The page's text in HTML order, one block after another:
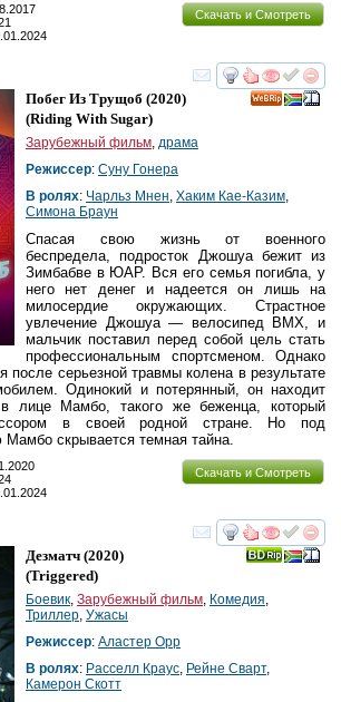
Скачать и Смотреть
смотреть
Побег Из Трущоб (2020)
(Riding With Sugar)
Зарубежный фильм драма
Режиссер: Суну Гонера
В ролях: Чарльз Мнен Хаким Кае-Казим
Симона Браун
Спасая свою жизнь от военного
беспредела, подросток Джошуа бежит из
Зимбабве в ЮАР. Вся его семья погибла, у
него нет денег и надеется он лишь на
милосердие окружающих. Страстное
увлечение Джошуа — велосипед BMX, и
мальчик поставил перед собой цель стать
профессиональным спортсменом. Однако
после серьезной травмы колена в результате
Одинокий и потерянный, он находит
лице Мамбо, такого же беженца, который
в своей родной стране. Но под
скрывается темная тайна.
Скачать и Смотреть
смотреть
Дезматч (2020)
(Triggered)
Боевик, Зарубежный фильм, Комедия,
Триллер, Ужасы
Режиссер: Аластер Орр
В ролях: Расселл Краус, Рейне Сварт,
Камерон Скотт